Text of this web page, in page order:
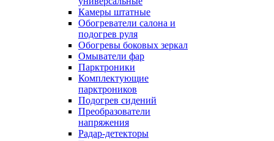
Камеры штатные
Обогреватели салона и
подогрев руля
Обогревы боковых зеркал
Омыватели фар
Парктроники
Комплектующие
парктроников
Подогрев сидений
Преобразователи
напряжения
Радар-детекторы